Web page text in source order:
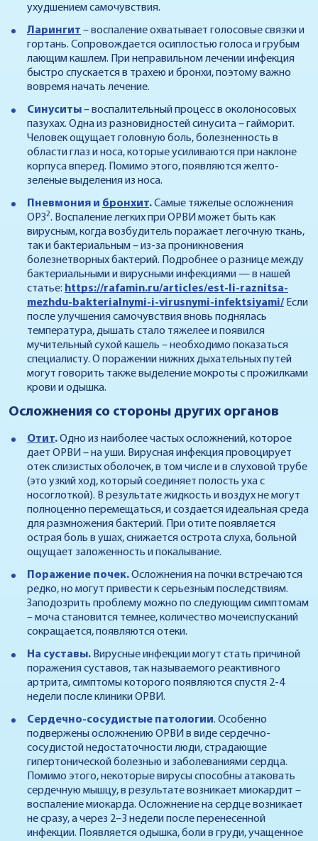
ухудшением самочувствия.
Ларингит – воспаление охватывает голосовые связки и
гортань. Сопровождается осиплостью голоса и грубым
лающим кашлем. При неправильном лечении инфекция
быстро спускается в трахею и бронхи, поэтому важно
вовремя начать лечение.
Синуситы– воспалительный процесс в околоносовых
пазухах. Одна из разновидностей синусита – гайморит.
Человек ощущает головную боль, болезненность в
области глаз и носа, которые усиливаются при наклоне
корпуса вперед. Помимо этого, появляются желто-
зеленые выделения из носа.
Пневмония и бронхит.Самые тяжелые осложнения
ОРЗ2. Воспаление легких при ОРВИ может быть как
вирусным, когда возбудитель поражает легочную ткань,
так и бактериальным – из-за проникновения
болезнетворных бактерий. Подробнее о разнице между
бактериальными и вирусными инфекциями — в нашей
статье: https://rafamin.ru/articles/est-li-raznitsa-
mezhdu-bakterialnymi-i-virusnymi-infektsiyami/ Если
после улучшения самочувствия вновь поднялась
температура, дышать стало тяжелее и появился
мучительный сухой кашель – необходимо показаться
специалисту. О поражении нижних дыхательных путей
могут говорить также выделение мокроты с прожилками
крови и одышка.
Осложнения со стороны других органов
Отит.Одно из наиболее частых осложнений, которое
дает ОРВИ – на уши. Вирусная инфекция провоцирует
отек слизистых оболочек, в том числе и в слуховой трубе
(это узкий ход, который соединяет полость уха с
носоглоткой). В результате жидкость и воздух не могут
полноценно перемещаться, и создается идеальная среда
для размножения бактерий. При отите появляется
острая боль в ушах, снижается острота слуха, больной
ощущает заложенность и покалывание.
Поражение почек.Осложнения на почки встречаются
редко, но могут привести к серьезным последствиям.
Заподозрить проблему можно по следующим симптомам
– моча становится темнее, количество мочеиспусканий
сокращается, появляются отеки.
На суставы. Вирусные инфекции могут стать причиной
поражения суставов, так называемого реактивного
артрита, симптомы которого появляются спустя 2-4
недели после клиники ОРВИ.
Сердечно-сосудистые патологии. Особенно
подвержены осложнению ОРВИ в виде сердечно-
сосудистой недостаточности люди, страдающие
гипертонической болезнью и заболеваниями сердца.
Помимо этого, некоторые вирусы способны атаковать
сердечную мышцу, в результате возникает миокардит –
воспаление миокарда. Осложнение на сердце возникает
не сразу, а через 2–3 недели после перенесенной
инфекции. Появляется одышка, боли в груди, учащенное